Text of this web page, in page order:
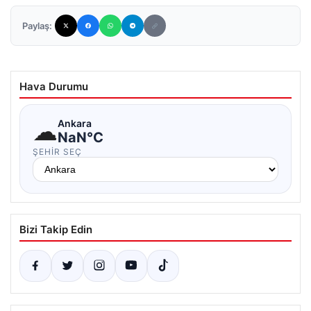
Paylaş:
Hava Durumu
☁Ankara
NaN°C
ŞEHIR SEÇ
Bizi Takip Edin